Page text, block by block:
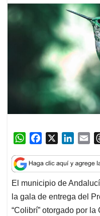
W
a
t
s
A
p
c
e
b
o
o
n
k
e
d
a
i
l
El municipio de
la gala de entrega del
“Colibrí” otorgado por